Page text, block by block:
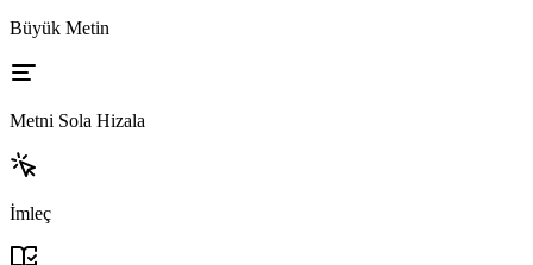
Büyük Metin
Metni Sola Hizala
İmleç